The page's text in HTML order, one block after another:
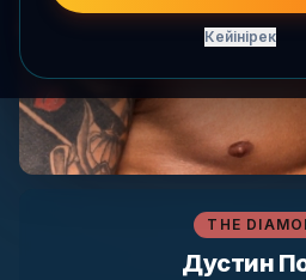
THE
Дустин
Кейінірек